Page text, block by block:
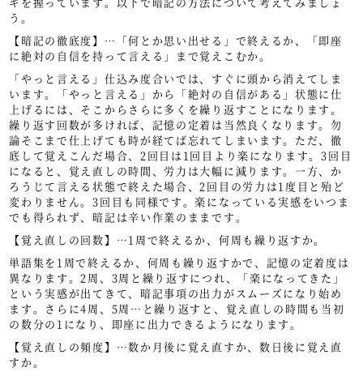
う。
【暗記の徹底度】…「何とか思い出せる」で終えるか、「即座
に絶対の自信を持って言える」まで覚えこむか。
「やっと言える」仕込み度合いでは、すぐに頭から消えてしま
います。「やっと言える」から「絶対の自信がある」状態に仕
上げるには、そこからさらに多くを繰り返すことになります。
繰り返す回数が多ければ、記憶の定着は当然良くなります。勿
論そこまで仕上げても時が経てば忘れてしまいます。ただ、徹
底して覚えこんだ場合、2回目は1回目より楽になります。3回目
になると、覚え直しの時間、労力は大幅に減ります。一方、か
ろうじて言える状態で終えた場合、2回目の労力は1度目と殆ど
変わりません。3回目も同様です。楽になっている実感をいつま
でも得られず、暗記は辛い作業のままです。
【覚え直しの回数】…1周で終えるか、何周も繰り返すか。
単語集を1周で終えるか、何周も繰り返すかで、記憶の定着度は
異なります。2周、3周と繰り返すにつれ、「楽になってきた」
という実感が出てきて、暗記事項の出力がスムーズになり始め
ます。さらに4周、5周…と繰り返すと、覚え直しの時間も当初
の数分の1になり、即座に出力できるようになります。
【覚え直しの頻度】…数か月後に覚え直すか、数日後に覚え直
すか。